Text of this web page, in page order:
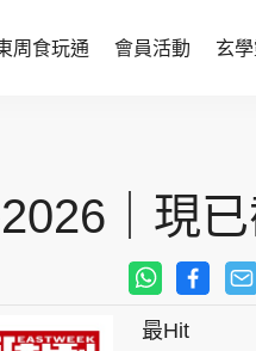
周食玩通 會員活動 玄
親子天
與寵同
｜現
最Hit